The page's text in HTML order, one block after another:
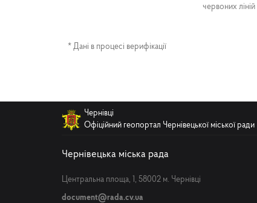
червоних
* Дані в процесі верифікації
Чернівці
Офіційний геопортал Чернівецької міської ради
Чернівецька міська рада
Центральна площа, 1, 58002 м. Чернівці
document@rada.cv.ua